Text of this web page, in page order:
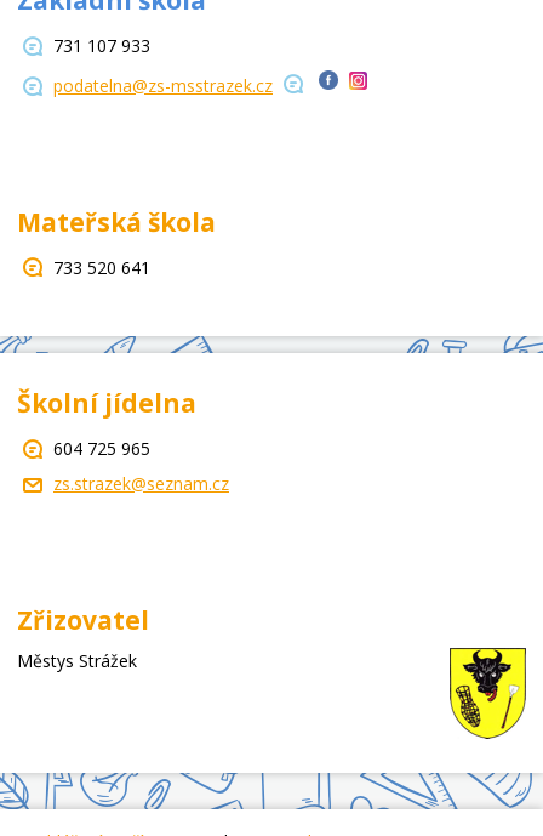
731 107 933
podatelna@zs-msstrazek.cz
Mateřská škola
733 520 641
Školní jídelna
604 725 965
zs.strazek@seznam.cz
Zřizovatel
Městys Strážek